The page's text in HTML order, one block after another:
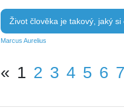
Život člověka je takový, jaký si
Marcus Aurelius
« 1 2 3 4 5 6 7